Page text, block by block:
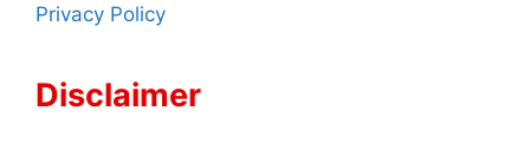
Privacy Policy
Disclaimer